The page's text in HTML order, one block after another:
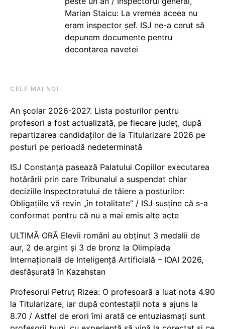
Marian Staicu: La vremea aceea nu
eram inspector șef. ISJ ne-a cerut să
depunem documente pentru
decontarea navetei
CELE MAI NOI
An școlar 2026-2027. Lista posturilor pentru
profesori a fost actualizată, pe fiecare județ, după
repartizarea candidaților de la Titularizare 2026 pe
posturi pe perioadă nedeterminată
ISJ Constanța pasează Palatului Copiilor executarea
hotărârii prin care Tribunalul a suspendat chiar
deciziile Inspectoratului de tăiere a posturilor:
Obligațiile vă revin „în totalitate” / ISJ susține că s-a
conformat pentru că nu a mai emis alte acte
ULTIMĂ ORĂ Elevii români au obținut 3 medalii de
aur, 2 de argint și 3 de bronz la Olimpiada
Internațională de Inteligență Artificială – IOAI 2026,
desfășurată în Kazahstan
Profesorul Petruț Rizea: O profesoară a luat nota 4.90
la Titularizare, iar după contestații nota a ajuns la
8.70 / Astfel de erori îmi arată ce entuziasmați sunt